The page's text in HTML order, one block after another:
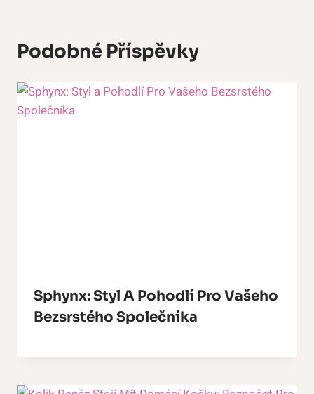
Podobné Příspěvky
Sphynx: Styl A Pohodlí Pro Vašeho
Bezsrstého Společníka